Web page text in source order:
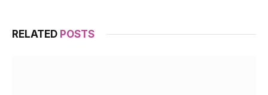
RELATED POSTS